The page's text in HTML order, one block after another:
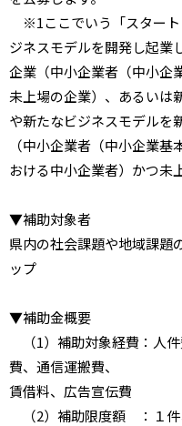
※1ここでいう「スタート
ジネスモデルを開発し起業
企業（中小企業者（中小企
未上場の企業）、あるいは
や新たなビジネスモデルを
（中小企業者（中小企業基
おける中小企業者）かつ未
▼補助対象者
県内の社会課題や地域課題
ップ
▼補助金概要
（1）補助対象経費：人
費、通信運搬費、
賃借料、広告宣伝費
（2）補助限度額 ：１件